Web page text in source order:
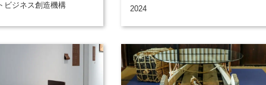
ビジネス創造機構 2024